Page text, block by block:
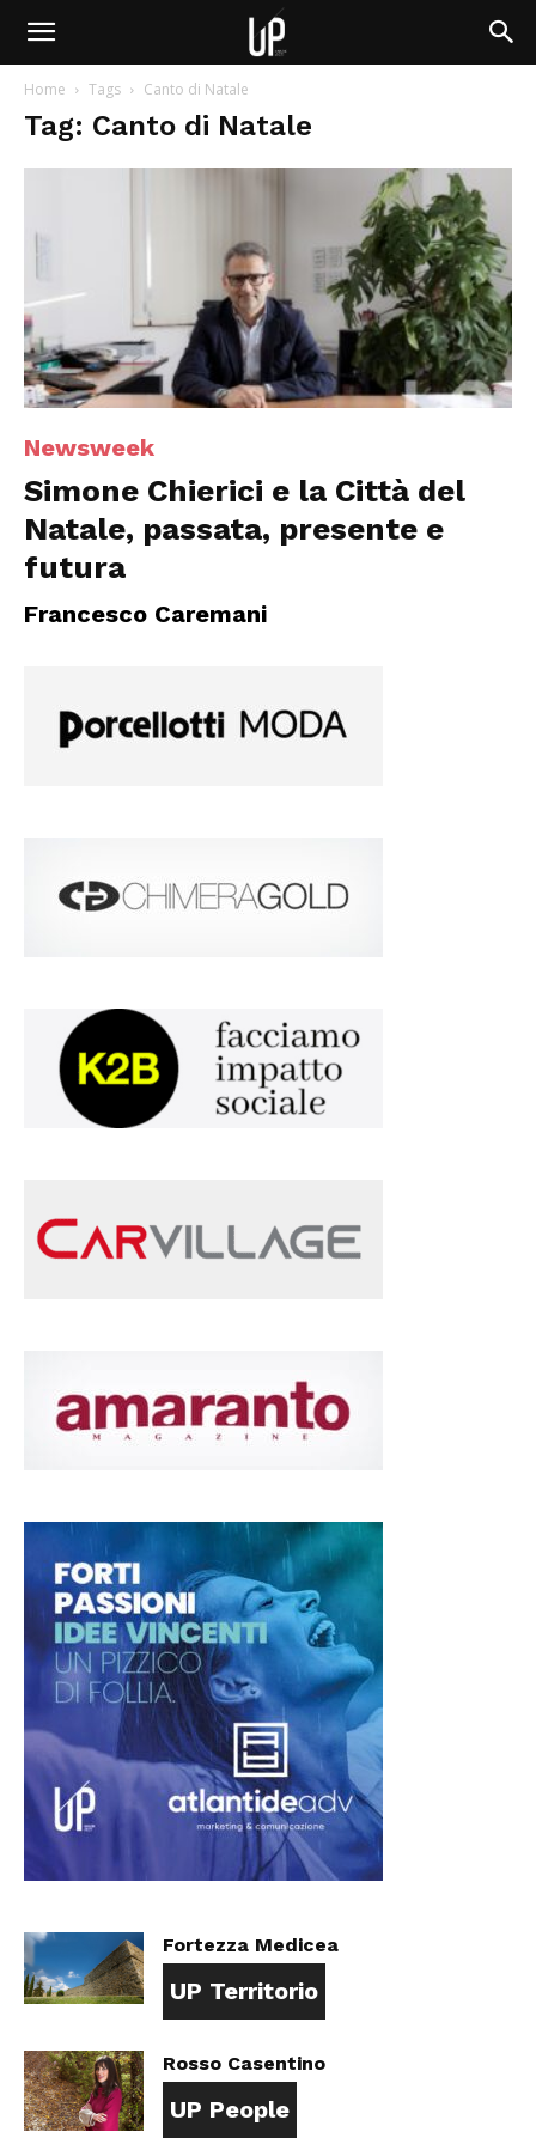
Home Tags Canto di Natale
Tag: Canto di Natale
Newsweek
Simone Chierici e la Città del
Natale, passata, presente e
futura
Francesco Caremani
Fortezza Medicea
UP Territorio
Rosso Casentino
UP People